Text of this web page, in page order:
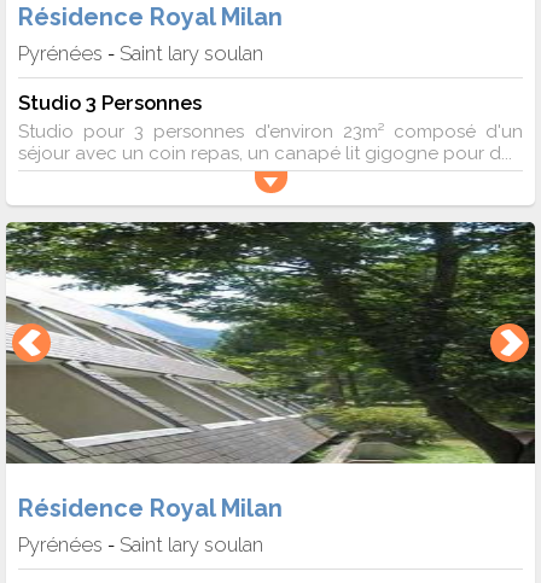
Résidence Royal Milan
Pyrénées - Saint lary soulan
Studio 3 Personnes
Studio pour 3 personnes d'environ 23m² composé d'un
séjour avec un coin repas, un canapé lit gigogne pour d...
Résidence Royal Milan
Pyrénées - Saint lary soulan